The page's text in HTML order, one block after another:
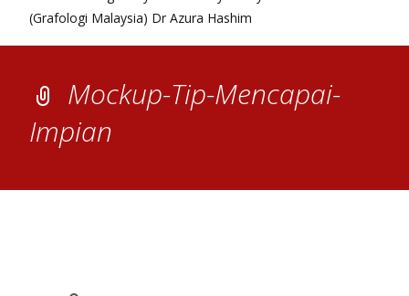
Mockup-Tip-Mencapai-
Impian